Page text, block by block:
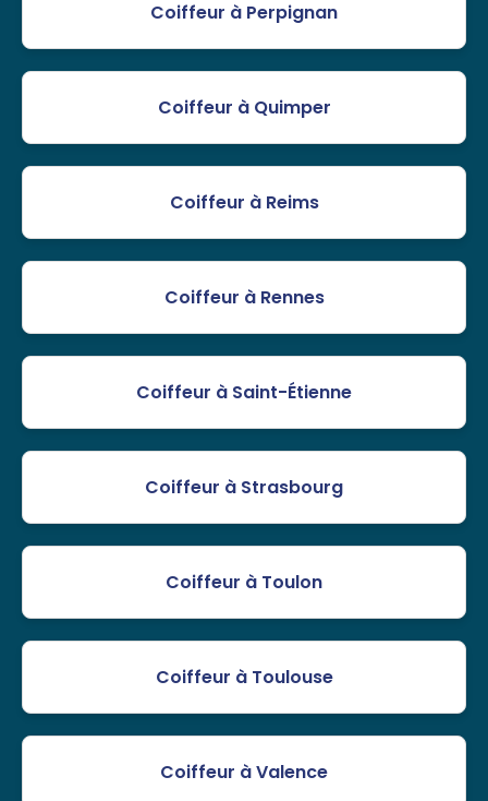
Coiffeur à Perpignan
Coiffeur à Quimper
Coiffeur à Reims
Coiffeur à Rennes
Coiffeur à Saint-Étienne
Coiffeur à Strasbourg
Coiffeur à Toulon
Coiffeur à Toulouse
Coiffeur à Valence